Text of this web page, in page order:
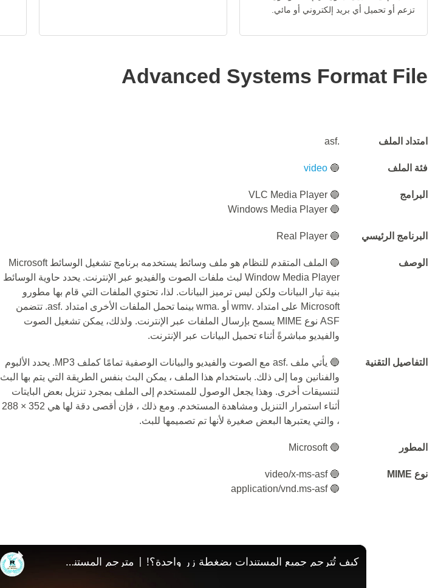
تزعم أو تحميل أي بريد إلكتروني أو مائي.
Advanced Systems Format File
امتداد الملف .asf
فئة الملف 🔵
video
البرامج
🔵 VLC Media Player
🔵 Windows Media Player
البرنامج الرئيسي 🔵 Real Player
الوصف
🔵 الملف المتقدم للنظام هو ملف وسائط يستخدمه برنامج تشغيل الوسائط Microsoft
Window Media Player لبث ملفات الصوت والفيديو عبر الإنترنت. يحدد حاوية الوسائط
بنية تيار البيانات ولكن ليس ترميز البيانات. لذا، تحتوي الملفات التي قام بها مطورو
Microsoft على امتداد .wmv أو .wma بينما تحمل الملفات الأخرى امتداد .asf. تتضمن
ASF نوع MIME يسمح بإرسال الملفات عبر الإنترنت. ولذلك، يمكن تشغيل الصوت
والفيديو مباشرةً أثناء تحميل البيانات عبر الإنترنت.
التفاصيل التقنية
🔵 يأتي ملف .asf مع الصوت والفيديو والبيانات الوصفية تمامًا كملف MP3. يحدد الألبوم
والفنانين وما إلى ذلك. باستخدام هذا الملف ، يمكن البث بنفس الطريقة التي يتم بها البث
لتنسيقات أخرى. وهذا يجعل الوصول للمستخدم إلى الملف بمجرد تنزيل بعض البايتات
أثناء استمرار التنزيل ومشاهدة المستخدم. ومع ذلك ، فإن أقصى دقة لها هي 352 × 288
، والتي يعتبرها البعض صغيرة لأنها تم تصميمها للبث.
المطور 🔵 Microsoft
نوع MIME
🔵 video/x-ms-asf
🔵 application/vnd.ms-asf
×
كيف تُترجم جميع المستندات بضغطة زر واحدة؟! | مترجم المستندات | PDF، DOC، TXT، وغيرها